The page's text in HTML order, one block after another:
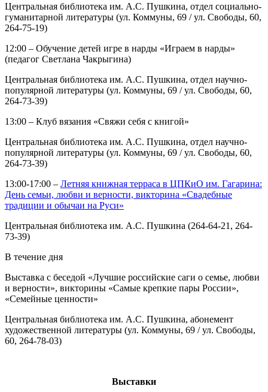
Центральная библиотека им. А.С. Пушкина, отдел социально-
гуманитарной литературы (ул. Коммуны, 69 / ул. Свободы, 60,
264-75-19)
12:00 – Обучение детей игре в нарды «Играем в нарды»
(педагог Светлана Чакрыгина)
Центральная библиотека им. А.С. Пушкина, отдел научно-
популярной литературы (ул. Коммуны, 69 / ул. Свободы, 60,
264-73-39)
13:00 – Клуб вязания «Свяжи себя с книгой»
Центральная библиотека им. А.С. Пушкина, отдел научно-
популярной литературы (ул. Коммуны, 69 / ул. Свободы, 60,
264-73-39)
13:00-17:00 – Летняя книжная терраса в ЦПКиО им. Гагарина:
День семьи, любви и верности, викторина «Свадебные
традиции и обычаи на Руси»
Центральная библиотека им. А.С. Пушкина (264-64-21, 264-
73-39)
В течение дня
Выставка с беседой «Лучшие российские саги о семье, любви
и верности», викторины «Самые крепкие пары России»,
«Семейные ценности»
Центральная библиотека им. А.С. Пушкина, абонемент
художественной литературы (ул. Коммуны, 69 / ул. Свободы,
60, 264-78-03)
Выставки